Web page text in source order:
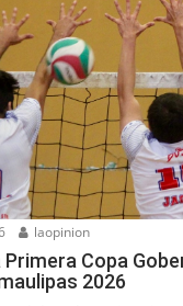
laopinion
Primera Copa
2026